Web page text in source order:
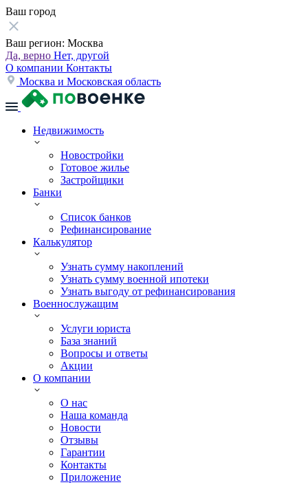
Ваш город
Ваш регион: Москва
Да, верно Нет, другой
О компании Контакты
Москва и Московская область
Недвижимость
Новостройки
Готовое жилье
Застройщики
Банки
Список банков
Рефинансирование
Калькулятор
Узнать сумму накоплений
Узнать сумму военной ипотеки
Узнать выгоду от рефинансирования
Военнослужащим
Услуги юриста
База знаний
Вопросы и ответы
Акции
О компании
О нас
Наша команда
Новости
Отзывы
Гарантии
Контакты
Приложение